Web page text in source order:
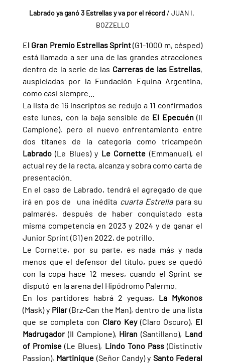
Labrado ya ganó 3 Estrellas y va por el récord / JUAN I.
BOZZELLO
El Gran Premio Estrellas Sprint (G1-1000 m, césped)
está llamado a ser una de las grandes atracciones
dentro de la serie de las Carreras de las Estrellas,
auspiciadas por la Fundación Equina Argentina,
como casi siempre...
La lista de 16 inscriptos se redujo a 11 confirmados
este lunes, con la baja sensible de El Epecuén (Il
Campione), pero el nuevo enfrentamiento entre
Labrado (Le Blues) y Le Cornette (Emmanuel), el
actual rey de la recta, alcanza y sobra como carta de
presentación.
En el caso de Labrado, tendrá el agregado de que
irá en pos de  una inédita cuarta Estrella para su
palmarés, después de haber conquistado esta
misma competencia en 2023 y 2024 y de ganar el
Junior Sprint (G1) en 2022, de potrillo.
Le Cornette, por su parte, es nada más y nada
menos que el defensor del título, pues se quedó
con la copa hace 12 meses, cuando el Sprint se
disputó  en la arena del Hipódromo Palermo.
En los partidores habrá 2 yeguas,
(Mask) y Pilar (Brz-Can the Man), dentro de una lista
que se completa con Claro Key (Claro Oscuro), El
Madrugador (Il Campione), Hiran (Santillano), Land
of Promise (Le Blues), Lindo Tono Pass (Distinctiv
Passion), Martinique (Señor Candy) y